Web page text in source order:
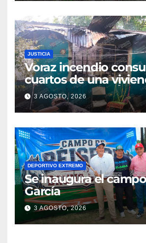
JUSTICIA
Voraz incendio
cuartos de una
colonia Manuel Ávila
Camacho
3 AGOSTO, 2026
DEPORTIVO EXTREMO
Se inaugura el
García
3 AGOSTO, 2026